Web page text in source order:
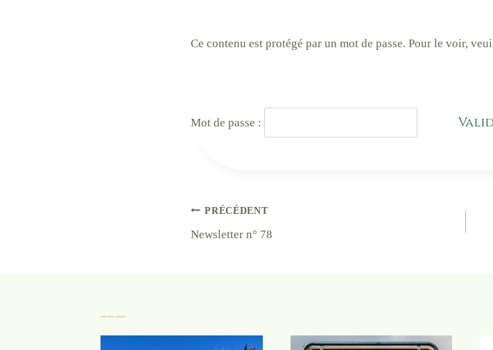
Ce contenu est protégé par un mot de passe. Pour le voir,
Mot de passe :
Navigation
de
PRÉCÉDENT
Newsletter n° 78
publications similaires